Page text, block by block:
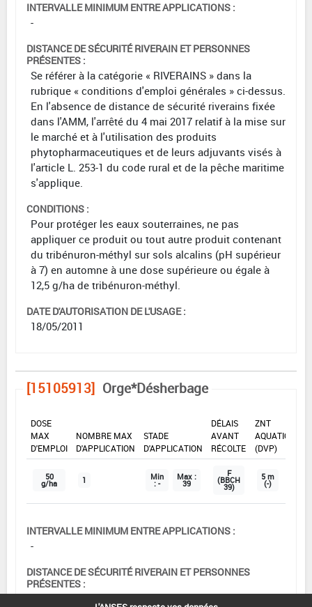
INTERVALLE MINIMUM ENTRE APPLICATIONS :
-
DISTANCE DE SÉCURITÉ RIVERAIN ET PERSONNES
PRÉSENTES :
Se référer à la catégorie « RIVERAINS » dans la
rubrique « conditions d'emploi générales » ci-dessus.
En l'absence de distance de sécurité riverains fixée
dans l'AMM, l'arrêté du 4 mai 2017 relatif à la mise sur
le marché et à l'utilisation des produits
phytopharmaceutiques et de leurs adjuvants visés à
l'article L. 253-1 du code rural et de la pêche maritime
s'applique.
CONDITIONS :
Pour protéger les eaux souterraines, ne pas
appliquer ce produit ou tout autre produit contenant
du tribénuron-méthyl sur sols alcalins (pH supérieur
à 7) en automne à une dose supérieure ou égale à
12,5 g/ha de tribénuron-méthyl.
DATE D'AUTORISATION DE L'USAGE :
18/05/2011
[15105913] Orge*Désherbage
DOSE
MAX
D'EMPLOI
NOMBRE MAX
D'APPLICATION
STADE
D'APPLICATION
DÉLAIS
AVANT
RÉCOLTE
ZNT
AQUATIQUE
(DVP)
50
g/ha 1 Min
: -
Max :
39
F
(BBCH
39)
5 m
(-)
INTERVALLE MINIMUM ENTRE APPLICATIONS :
-
DISTANCE DE SÉCURITÉ RIVERAIN ET PERSONNES
PRÉSENTES :